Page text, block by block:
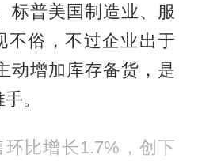
标普美国制造业、服
不俗，不过企业出于
动增加库存备货，是
。
比增长1.7%，创下